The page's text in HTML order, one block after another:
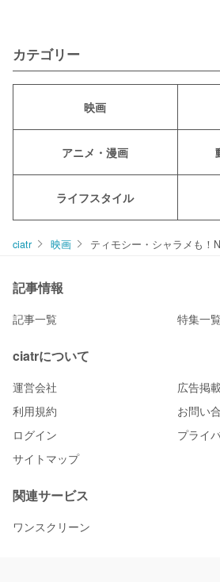
カテゴリー
映画
アニメ・漫画
ライフスタイル
ciatr 映画 ティモシー・シャラメも！
記事情報
記事一覧 特集一覧
ciatrについて
運営会社
広告掲
利用規約
お問い
ログイン
プライ
サイトマップ
関連サービス
ワンスクリーン